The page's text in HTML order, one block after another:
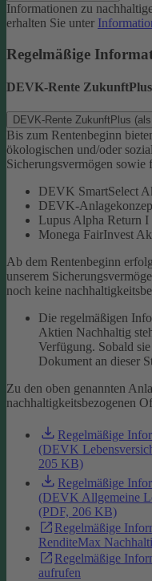
Informationen zu
erhalten Sie unter
Regelmäßige
DEVK-Rente
DEVK-Rente ZukunftPlus
Bis zum Rentenbeginn
ökologischen und/oder
Sicherungsvermögen sowie
DEVK SmartSelect
DEVK-
Lupus Alpha Return I
Monega FairInvest
Ab dem Rentenbeginn
unserem
noch keine
Die regelmäßigen
Aktien Nachhaltig
Verfügung. Sobald
Dokument an dieser
Zu den oben genannten
nachhaltigkeitsbezogenen
Regelmäßige
(DEVK
205 KB)
Regelmäßige
(DEVK Allgemeine
(PDF, 206 KB)
Regelmäßige
RenditeMax
Regelmäßige
aufrufen